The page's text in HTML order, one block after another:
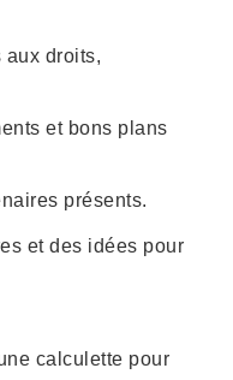
aux droits,
et bons plans
présents.
et des idées pour
calculette pour